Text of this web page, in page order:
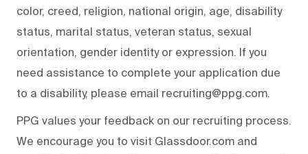
color, creed, religion, national origin, age, disability
status, marital status, veteran status, sexual
orientation, gender identity or expression. If you
need assistance to complete your application due
to a disability, please email recruiting@ppg.com.
PPG values your feedback on our recruiting process.
We encourage you to visit Glassdoor.com and